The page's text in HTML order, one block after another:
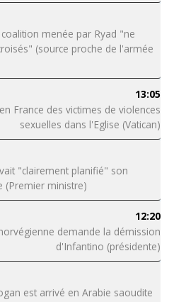
menée par Ryad "ne
(source proche de l'armée
13:05
France des victimes de violences
sexuelles dans l'Eglise (Vatican)
"clairement planifié" son
(Premier ministre)
12:20
demande la démission
d'Infantino (présidente)
est arrivé en Arabie saoudite